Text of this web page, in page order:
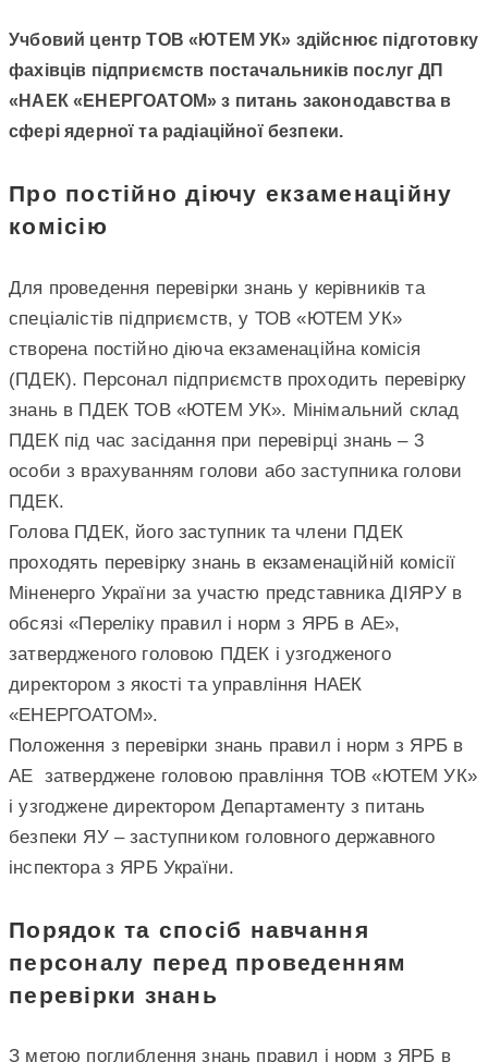
Учбовий центр ТОВ «ЮТЕМ УК» здійснює підготовку
фахівців підприємств постачальників послуг ДП
«НАЕК «ЕНЕРГОАТОМ» з питань законодавства в
сфері ядерної та радіаційної безпеки.
Про постійно діючу екзаменаційну
комісію
Для проведення перевірки знань у керівників та
спеціалістів підприємств, у ТОВ «ЮТЕМ УК»
створена постійно діюча екзаменаційна комісія
(ПДЕК). Персонал підприємств проходить перевірку
знань в ПДЕК ТОВ «ЮТЕМ УК». Мінімальний склад
ПДЕК під час засідання при перевірці знань – 3
особи з врахуванням голови або заступника голови
ПДЕК.
Голова ПДЕК, його заступник та члени ПДЕК
проходять перевірку знань в екзаменаційній комісії
Міненерго України за участю представника ДІЯРУ в
обсязі «Переліку правил і норм з ЯРБ в АЕ»,
затвердженого головою ПДЕК і узгодженого
директором з якості та управління НАЕК
«ЕНЕРГОАТОМ».
Положення з перевірки знань правил і норм з ЯРБ в
АЕ затверджене головою правління ТОВ «ЮТЕМ УК»
і узгоджене директором Департаменту з питань
безпеки ЯУ – заступником головного державного
інспектора з ЯРБ України.
Порядок та спосіб навчання
персоналу перед проведенням
перевірки знань
З метою поглиблення знань правил і норм з ЯРБ в